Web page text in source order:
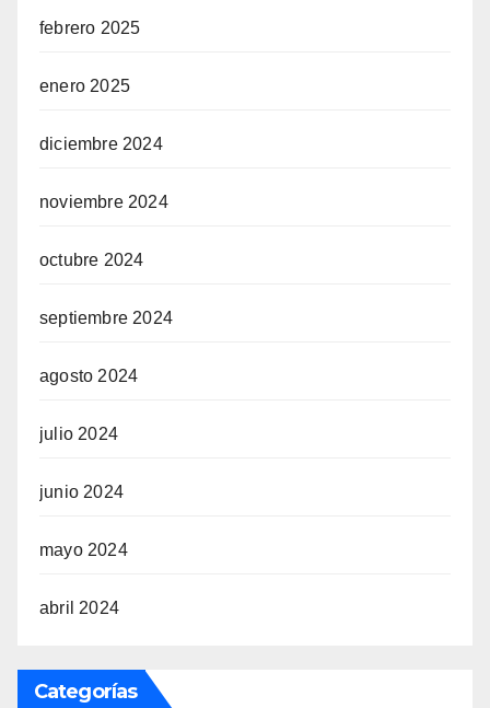
febrero 2025
enero 2025
diciembre 2024
noviembre 2024
octubre 2024
septiembre 2024
agosto 2024
julio 2024
junio 2024
mayo 2024
abril 2024
Categorías